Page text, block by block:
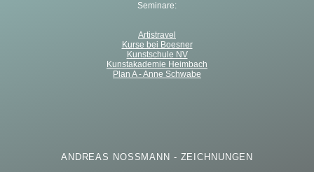
ANDREAS NOSSMANN - ZEICHNUNGEN
Seminare:
Artistravel
Kurse bei Boesner
Kunstschule NV
Kunstakademie Heimbach
Plan A - Anne Schwabe